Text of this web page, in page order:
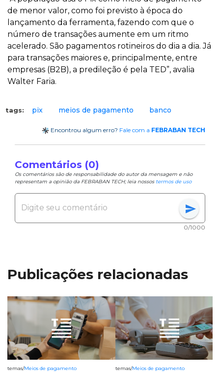
de menor valor, como foi previsto à época do
lançamento da ferramenta, fazendo com que o
número de transações aumente em um ritmo
acelerado. São pagamentos rotineiros do dia a dia. Já
para transações maiores e, principalmente, entre
empresas (B2B), a predileção é pela TED”, avalia
Walter Faria.
tags: pix meios de pagamento banco
Encontrou algum erro? Fale com a FEBRABAN TECH
Comentários (0)
Os comentários são de responsabilidade do autor da mensagem e não
representam a opinião da FEBRABAN TECH; leia nossos termos de uso
send
0/1000
Publicações relacionadas
temas/Meios de pagamento temas/Meios de pagamento